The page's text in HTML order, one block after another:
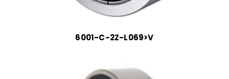
6001-C-2Z-L069>V